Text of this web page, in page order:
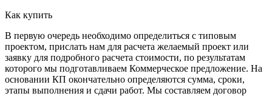
Как купить
В первую очередь необходимо определиться с типовым
проектом, прислать нам для расчета желаемый проект или
заявку для подробного расчета стоимости, по результатам
которого мы подготавливаем Коммерческое предложение. На
основании КП окончательно определяются сумма, сроки,
этапы выполнения и сдачи работ. Мы составляем договор